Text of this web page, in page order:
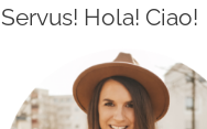
Servus! Hola! Ciao!